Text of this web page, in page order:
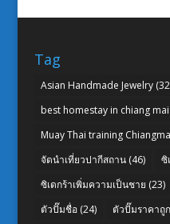
Tag
Asian Handmade Jewelry
best homestay in chiang mai
Muay Thai training
จัดนำเที่ยวปากีสถาน(46) ซิ
ซิเดกร้าเพิ่มความเป็นชาย (23)
ตัวปั๊มชื่อ(24) ตัวปั๊มราคาถูก